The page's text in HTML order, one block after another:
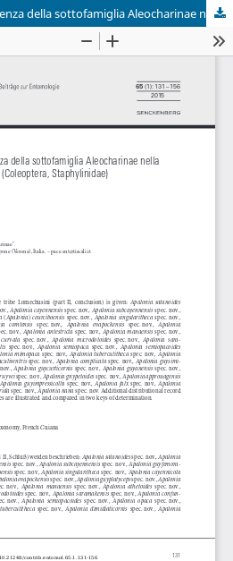
Introduzione alla conoscenza della sottofamiglia Aleocharinae nella Guyana Francese: Part V.(Coleoptera, Staphylinidae).